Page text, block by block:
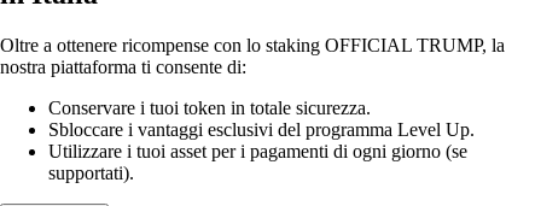
Oltre a ottenere ricompense con lo staking OFFICIAL TRUMP, la
nostra piattaforma ti consente di:
Conservare i tuoi token in totale sicurezza.
Sbloccare i vantaggi esclusivi del programma Level Up.
Utilizzare i tuoi asset per i pagamenti di ogni giorno (se
supportati).